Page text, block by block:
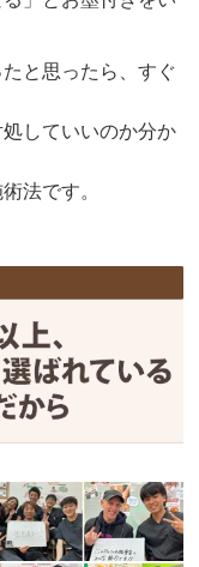
と思ったら、すぐ
処していいのか分か
法です。